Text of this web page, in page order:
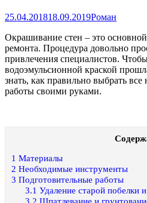
25.04.201818.09.2019Роман
Окрашивание стен – это основной
ремонта. Процедура довольно
привлечения специалистов.
водоэмульсионной краской
знать, как правильно выбрать
работы своими руками.
1 Материалы
2 Необходимые инструменты
3 Подготовительные работы
3.1 Удаление старой побелки
3.2 Шпатлевание и